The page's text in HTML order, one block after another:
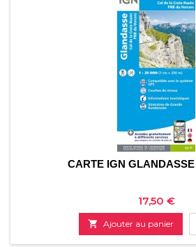
CARTE IGN GLANDASSE
Prix
17,50 €
 Ajouter au panier